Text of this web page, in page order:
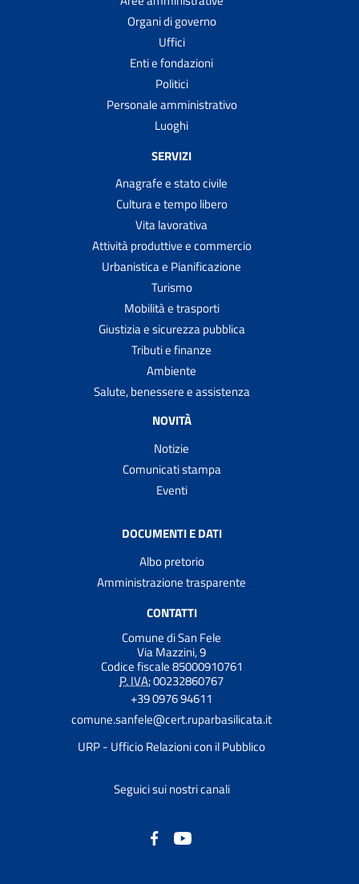
Organi di governo
Uffici
Enti e fondazioni
Politici
Personale amministrativo
Luoghi
SERVIZI
Anagrafe e stato civile
Cultura e tempo libero
Vita lavorativa
Attività produttive e commercio
Urbanistica e Pianificazione
Turismo
Mobilità e trasporti
Giustizia e sicurezza pubblica
Tributi e finanze
Ambiente
Salute, benessere e assistenza
NOVITÀ
Notizie
Comunicati stampa
Eventi
DOCUMENTI E DATI
Albo pretorio
Amministrazione trasparente
CONTATTI
Comune di San Fele
Via Mazzini, 9
Codice fiscale 85000910761
P. IVA:00232860767
+39 0976 94611
comune.sanfele@cert.ruparbasilicata.it
URP - Ufficio Relazioni con il Pubblico
Seguici sui nostri canali